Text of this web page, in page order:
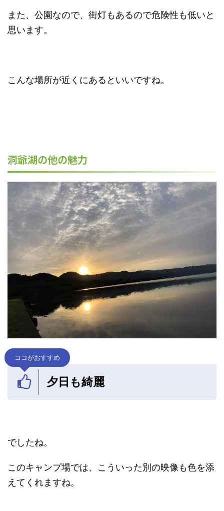
また、公園なので、街灯もあるので危険性も低いと
思います。
こんな場所が近くにあるといいですね。
洞爺湖の他の魅力
ココがおすすめ
夕日も綺麗
でしたね。
このキャンプ場では、こういった別の映像も色を添
えてくれますね。